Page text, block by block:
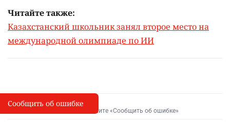
Читайте также:
Казахстанский школьник занял второе место на
международной олимпиаде по ИИ
I
Сообщить об опечатке
Выделите фрагмент и нажмите «Сообщить об ошибке»
Сообщить об ошибке